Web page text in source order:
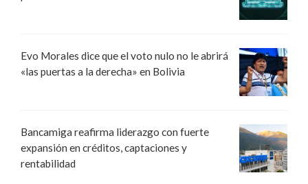
Evo Morales dice que el voto nulo no le abrirá
«las puertas a la derecha» en Bolivia
Bancamiga reafirma liderazgo con fuerte
expansión en créditos, captaciones y
rentabilidad